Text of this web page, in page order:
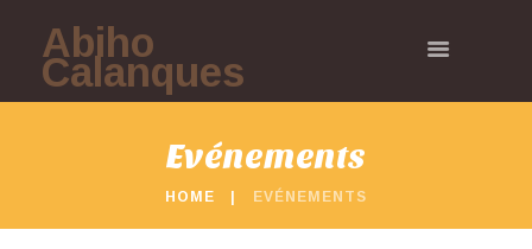
Abiho
Calanques
Evénements
HOME EVÉNEMENTS